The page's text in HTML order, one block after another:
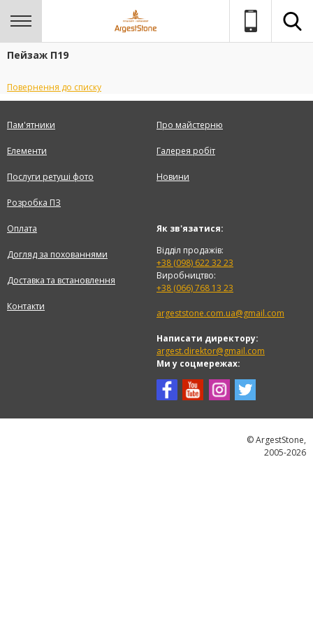
Пейзаж П19
Повернення до списку
Пам'ятники
Елементи
Послуги ретуші фото
Розробка ПЗ
Про майстерню
Галерея робіт
Новини
Оплата
Догляд за похованнями
Доставка та встановлення
Контакти
Як зв'язатися:
Відділ продажів:
+38 (098) 622 32 23
Виробництво:
+38 (066) 768 13 23
argeststone.com.ua@gmail.com
Написати директору:
argest.direktor@gmail.com
Ми у соцмережах:
© ArgestStone,
2005-2026